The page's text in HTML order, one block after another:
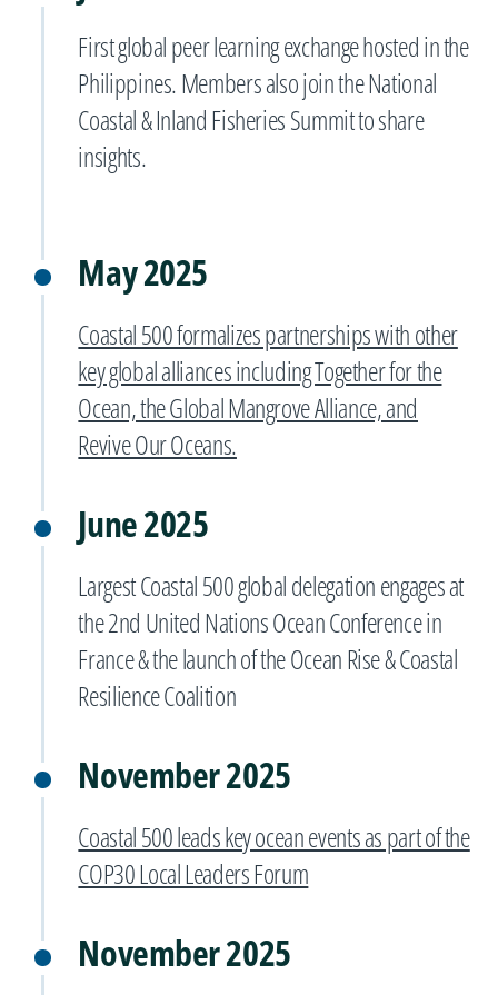
First global peer learning exchange hosted in the
Philippines. Members also join the National
Coastal & Inland Fisheries Summit to share
insights.
May 2025
Coastal 500 formalizes partnerships with other
key global alliances including Together for the
Ocean, the Global Mangrove Alliance, and
Revive Our Oceans.
June 2025
Largest Coastal 500 global delegation engages at
the 2nd United Nations Ocean Conference in
France & the launch of the Ocean Rise & Coastal
Resilience Coalition
November 2025
Coastal 500 leads key ocean events as part of the
COP30 Local Leaders Forum
November 2025